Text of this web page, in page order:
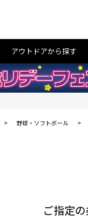
アウトドアから探す
> 野球・ソフトボール >
ご指定